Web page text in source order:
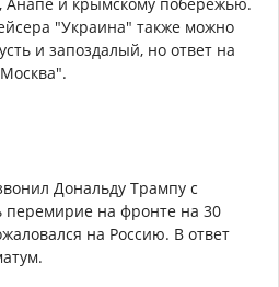
"Украина" также можно
и запоздалый, но ответ на
Дональду Трампу с
на фронте на 30
на Россию. В ответ